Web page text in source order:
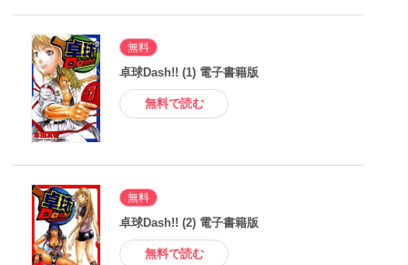
無料
卓球Dash!! (1) 電子書籍版
無料で読む
無料
卓球Dash!! (2) 電子書籍版
無料で読む